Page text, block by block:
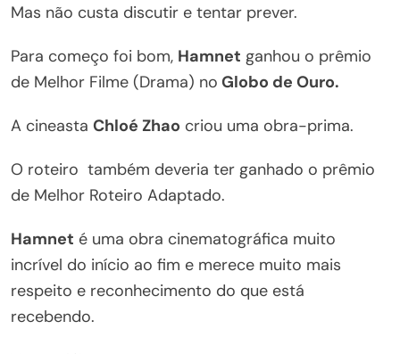
Mas não custa discutir e tentar prever.
Para começo foi bom, Hamnet ganhou o prêmio
de Melhor Filme (Drama) no Globo de Ouro.
A cineasta Chloé Zhao criou uma obra-prima.
O roteiro também deveria ter ganhado o prêmio
de Melhor Roteiro Adaptado.
Hamnet é uma obra cinematográfica muito
incrível do início ao fim e merece muito mais
respeito e reconhecimento do que está
recebendo.